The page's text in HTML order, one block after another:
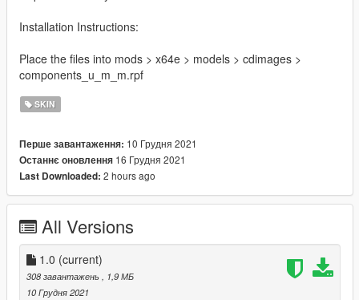
Installation Instructions:
Place the files into mods > x64e > models > cdimages >
components_u_m_m.rpf
SKIN
Перше завантаження: 10 Грудня 2021
Останнє оновлення 16 Грудня 2021
Last Downloaded: 2 hours ago
All Versions
1.0 (current)
308 завантажень
, 1,9 МБ
10 Грудня 2021